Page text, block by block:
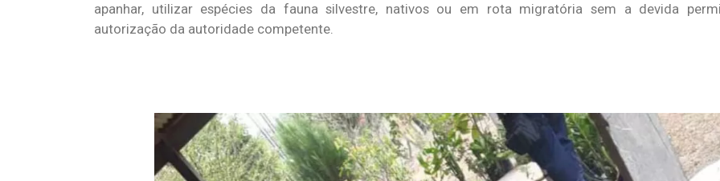
apanhar, utilizar espécies da fauna silvestre, nativos ou em rota migratória sem a devida
autorização da autoridade competente.